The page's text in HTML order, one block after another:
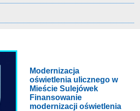
Modernizacja
oświetlenia ulicznego w
Mieście Sulejówek
Finansowanie
modernizacji oświetlenia